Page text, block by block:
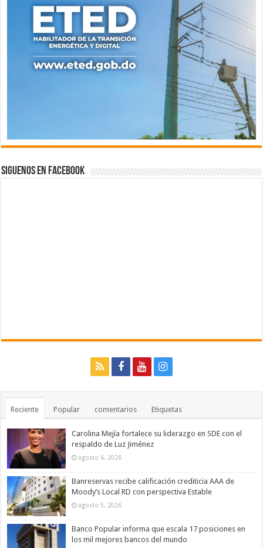
Siguenos en Facebook
Reciente Popular comentarios Etiquetas
Carolina Mejía fortalece su liderazgo en SDE con el
respaldo de Luz Jiménez
agosto 6, 2026
Banreservas recibe calificación crediticia AAA de
Moody’s Local RD con perspectiva Estable
agosto 5, 2026
Banco Popular informa que escala 17 posiciones en
los mil mejores bancos del mundo